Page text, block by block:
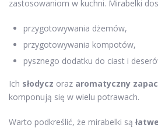
zastosowaniom w kuchni. Mirabelki
przygotowywania dżemów,
przygotowywania kompotów,
pysznego dodatku do ciast i
Ich słodycz oraz aromatyczny
komponują się w wielu potrawach.
Warto podkreślić, że mirabelki są